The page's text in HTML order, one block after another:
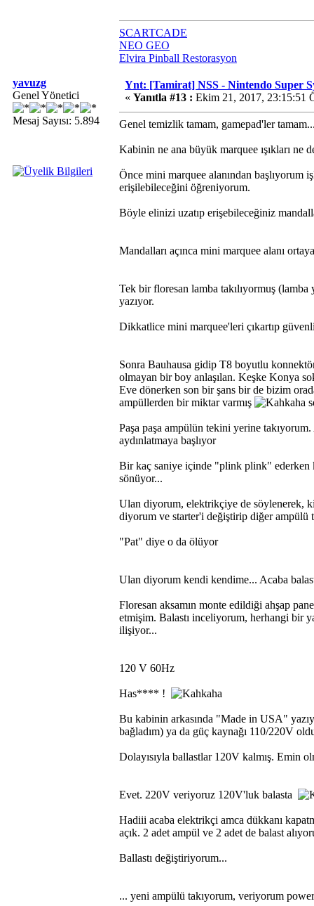
SCARTCADE
NEO GEO
Elvira Pinball Restorasyon
yavuzg
Genel Yönetici
Mesaj Sayısı: 5.894
Ynt: [Tamirat] NSS - Nintendo Super
« Yanıtla #13 : Ekim 21, 2017, 23:15:51
Genel temizlik tamam, gamepad'ler
Kabinin ne ana büyük marquee ışıkları ne
Önce mini marquee alanından başlıyorum
erişilebileceğini öğreniyorum.
Böyle elinizi uzatıp erişebileceğiniz
Mandalları açınca mini marquee alanı
Tek bir floresan lamba takılıyormuş
yazıyor.
Dikkatlice mini marquee'leri çıkartıp
Sonra Bauhausa gidip T8 boyutlu
olmayan bir boy anlaşılan. Keşke Konya
Eve dönerken son bir şans bir de bizim
ampüllerden bir miktar varmış
Paşa paşa ampülün tekini yerine
aydınlatmaya başlıyor
Bir kaç saniye içinde "plink plink" ederken
sönüyor...
Ulan diyorum, elektrikçiye de söylenerek,
diyorum ve starter'i değiştirip diğer ampülü
"Pat" diye o da ölüyor
Ulan diyorum kendi kendime... Acaba
Floresan aksamın monte edildiği ahşap
etmişim. Balastı inceliyorum, herhangi bir
ilişiyor...
120 V 60Hz
Has**** !
Bu kabinin arkasında "Made in USA"
bağladım) ya da güç kaynağı 110/220V
Dolayısıyla ballastlar 120V kalmış. Emin
Evet. 220V veriyoruz 120V'luk balasta
Hadiii acaba elektrikçi amca dükkanı
açık. 2 adet ampül ve 2 adet de balast
Ballastı değiştiriyorum...
... yeni ampülü takıyorum, veriyorum